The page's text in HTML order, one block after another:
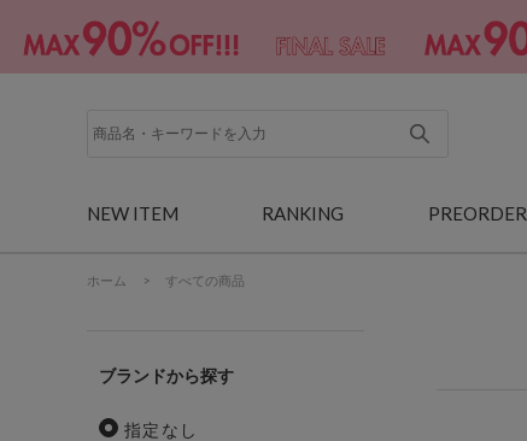
NEW ITEM RANKING PREORDER
ホーム > すべての商品
ブランド
指定なし